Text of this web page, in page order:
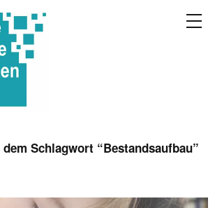
Schlagwort “Bestandsaufbau”